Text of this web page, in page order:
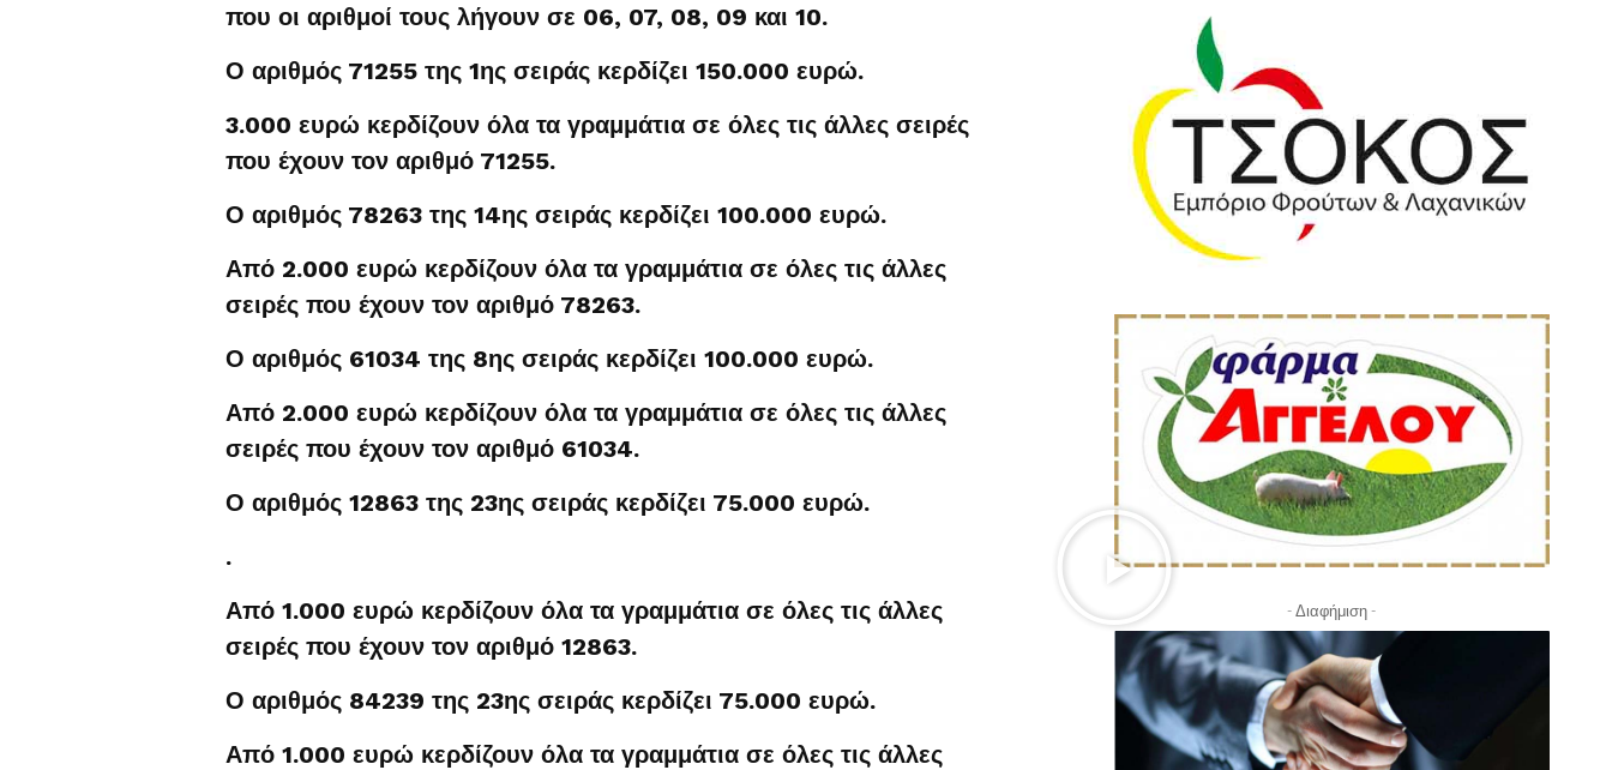
που οι αριθμοί τους λήγουν σε 06, 07, 08, 09 και 10.
Ο αριθμός 71255 της 1ης σειράς κερδίζει 150.000 ευρώ.
3.000 ευρώ κερδίζουν όλα τα γραμμάτια σε όλες τις άλλες σειρές
που έχουν τον αριθμό 71255.
Ο αριθμός 78263 της 14ης σειράς κερδίζει 100.000 ευρώ.
Από 2.000 ευρώ κερδίζουν όλα τα γραμμάτια σε όλες τις άλλες
σειρές που έχουν τον αριθμό 78263.
Ο αριθμός 61034 της 8ης σειράς κερδίζει 100.000 ευρώ.
Από 2.000 ευρώ κερδίζουν όλα τα γραμμάτια σε όλες τις άλλες
σειρές που έχουν τον αριθμό 61034.
Ο αριθμός 12863 της 23ης σειράς κερδίζει 75.000 ευρώ.
.
Από 1.000 ευρώ κερδίζουν όλα τα γραμμάτια σε όλες τις άλλες
σειρές που έχουν τον αριθμό 12863.
Ο αριθμός 84239 της 23ης σειράς κερδίζει 75.000 ευρώ.
Από 1.000 ευρώ κερδίζουν όλα τα γραμμάτια σε όλες τις άλλες
- Διαφήμιση -